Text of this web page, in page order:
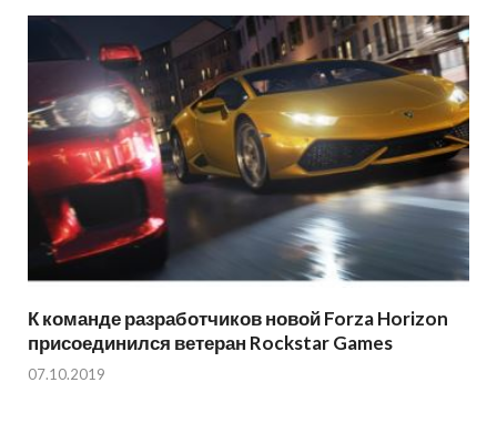
К команде разработчиков новой Forza Horizon
присоединился ветеран Rockstar Games
07.10.2019